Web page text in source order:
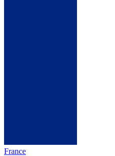
France